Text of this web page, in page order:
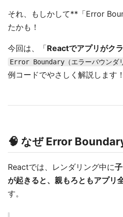
それ、もしかして**「Error
たかも！
今回は、「Reactでアプリがク
Error Boundary（エラーバウンダ
例コードでやさしく解説します！
🧠 なぜ Error
Reactでは、レンダリング中に
が起きると、親もろともアプリ
す。